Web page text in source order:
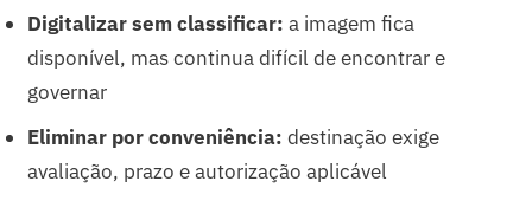
Digitalizar sem classificar: a imagem fica
disponível, mas continua difícil de encontrar e
governar
Eliminar por conveniência: destinação exige
avaliação, prazo e autorização aplicável